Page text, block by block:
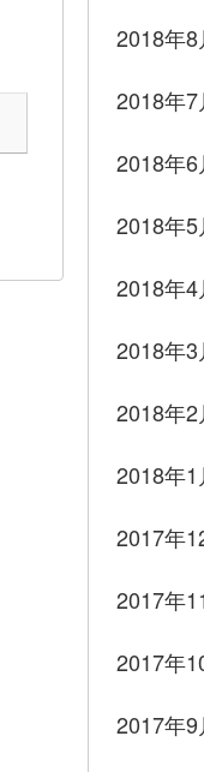
2018年8
2018年7
2018年6
2018年5
2018年4
2018年3
2018年2
2018年1
2017年
2017年
2017年
2017年9